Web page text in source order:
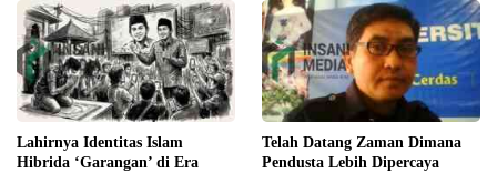
Lahirnya Identitas Islam
Hibrida ‘Garangan’ di Era
Telah Datang Zaman Dimana
Pendusta Lebih Dipercaya